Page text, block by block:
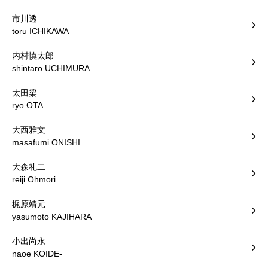
市川透
toru ICHIKAWA
内村慎太郎
shintaro UCHIMURA
太田梁
ryo OTA
大西雅文
masafumi ONISHI
大森礼二
reiji Ohmori
梶原靖元
yasumoto KAJIHARA
小出尚永
naoe KOIDE-